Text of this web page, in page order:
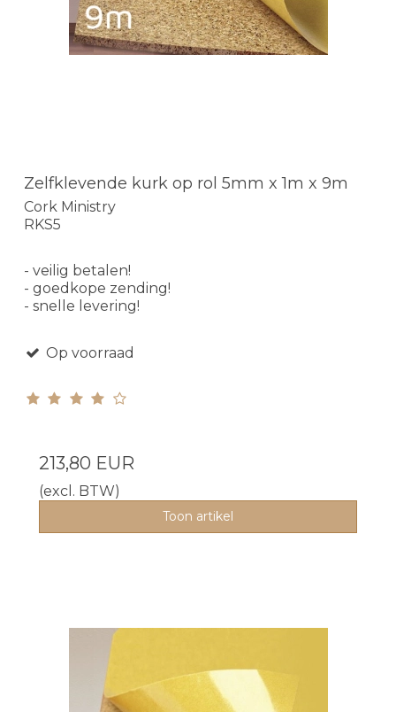
Zelfklevende kurk op rol 5mm x 1m x 9m
Cork Ministry
RKS5
- veilig betalen!
- goedkope zending!
- snelle levering!
Op voorraad
213,80 EUR
(excl. BTW)
Toon artikel